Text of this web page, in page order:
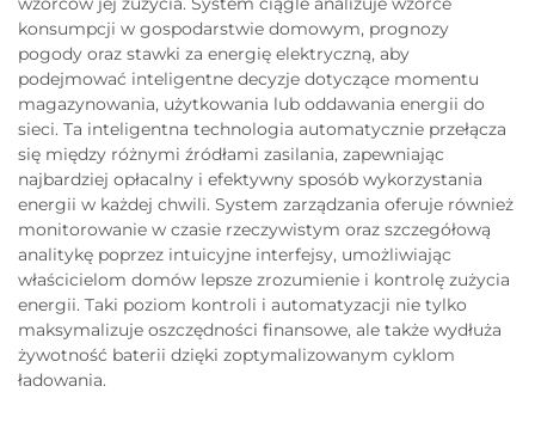
konsumpcji w gospodarstwie domowym, prognozy
pogody oraz stawki za energię elektryczną, aby
podejmować inteligentne decyzje dotyczące momentu
magazynowania, użytkowania lub oddawania energii do
sieci. Ta inteligentna technologia automatycznie przełącza
się między różnymi źródłami zasilania, zapewniając
najbardziej opłacalny i efektywny sposób wykorzystania
energii w każdej chwili. System zarządzania oferuje również
monitorowanie w czasie rzeczywistym oraz szczegółową
analitykę poprzez intuicyjne interfejsy, umożliwiając
właścicielom domów lepsze zrozumienie i kontrolę zużycia
energii. Taki poziom kontroli i automatyzacji nie tylko
maksymalizuje oszczędności finansowe, ale także wydłuża
żywotność baterii dzięki zoptymalizowanym cyklom
ładowania.